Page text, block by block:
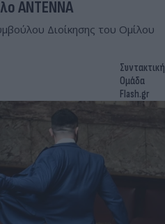
ΑΝΤΕΝΝΑ
Διοίκησης του Ομίλου
Συντακτική
Ομάδα
Flash.gr